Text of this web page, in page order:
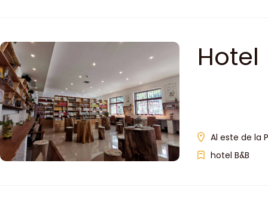
Hotel
Al este de la
hotel B&B